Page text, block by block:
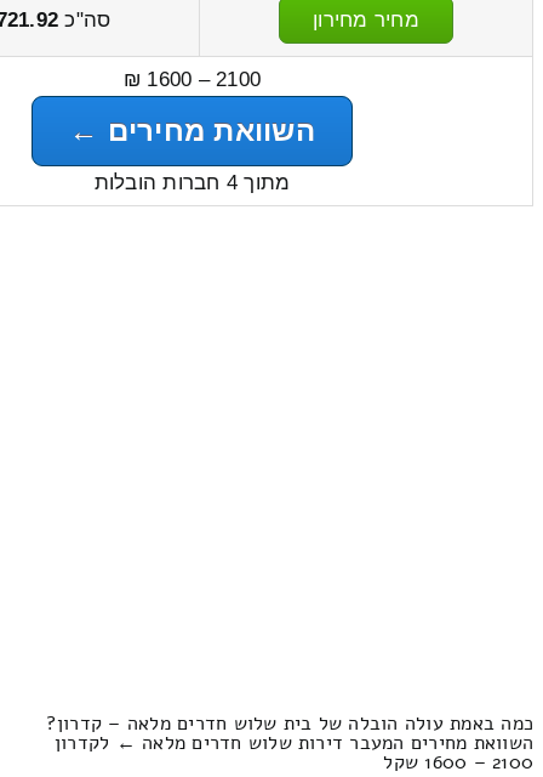
מחיר מחירון סה"כ
2100 – 1600 ₪
השוואת מחירים ←
מתוך 4 חברות הובלות
כמה באמת עולה הובלה של בית שלוש חדרים מלאה – קדרון?
השוואת מחירים המעבר דירות שלוש חדרים מלאה ← לקדרון
2100 – 1600 שקל